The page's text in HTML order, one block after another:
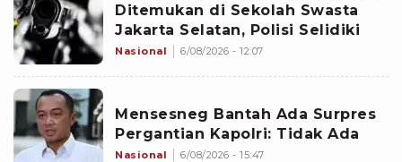
Ditemukan di Sekolah Swasta
Jakarta Selatan, Polisi Selidiki
Nasional 6/08/2026 - 12:07
Mensesneg Bantah Ada Surpres
Pergantian Kapolri: Tidak Ada
Nasional 6/08/2026 - 15:47